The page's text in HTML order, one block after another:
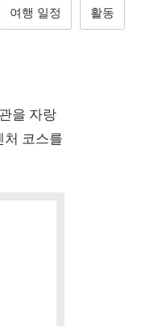
여행 일정 활동
을 자랑
처 코스를